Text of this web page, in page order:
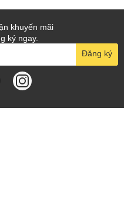
khuyến mãi
ký ngay.
Đăng ký